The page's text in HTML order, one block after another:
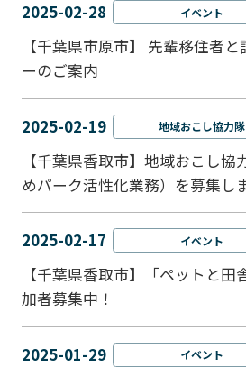
2025-02-28 イベント
【千葉県市原市】 先輩移住者
ーのご案内
2025-02-19 地域おこし協力隊
【千葉県香取市】地域おこし
めパーク活性化業務）を募集し
2025-02-17 イベント
【千葉県香取市】「ペットと⽥
加者募集中！
2025-01-29 イベント